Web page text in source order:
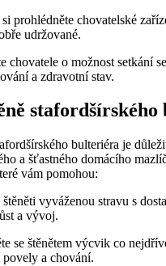
prohlédněte chovatelské
udržované.
chovatele o možnost setkání
a zdravotní stav.
bulteriéra je
a šťastného domácího
vám pomohou:
štěněti vyváženou stravu s
a vývoj.
se štěnětem výcvik co
a chování.